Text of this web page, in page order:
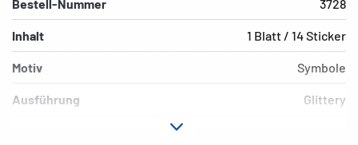
Bestell-Nummer 3728
Inhalt 1 Blatt / 14 Sticker
Motiv Symbole
Ausführung Glittery